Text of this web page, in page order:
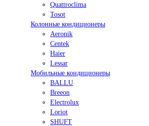
Quattroclima
Tosot
Колонные кондиционеры
Aeronik
Centek
Haier
Lessar
Мобильные кондиционеры
BALLU
Breeon
Electrolux
Loriot
SHUFT